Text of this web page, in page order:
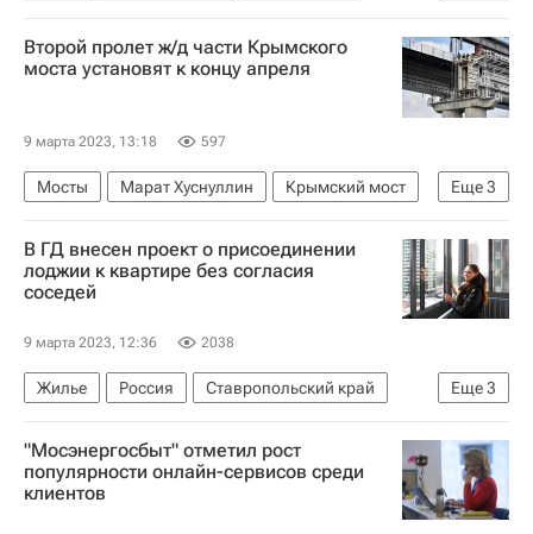
Выборг
Петр I БРИКС
Банки
Архитектура
Реставрация
Второй пролет ж/д части Крымского
моста установят к концу апреля
9 марта 2023, 13:18 597
Еще3
Мосты Марат Хуснуллин
Крымский мост
Строительство
Россия
Керченский пролив
В ГД внесен проект о присоединении
лоджии к квартире без согласия
соседей
9 марта 2023, 12:36 2038
Еще3
Жилье Россия
Ставропольский край
Госдума РФ
Законодательство Балконы
"Мосэнергосбыт" отметил рост
популярности онлайн-сервисов среди
клиентов